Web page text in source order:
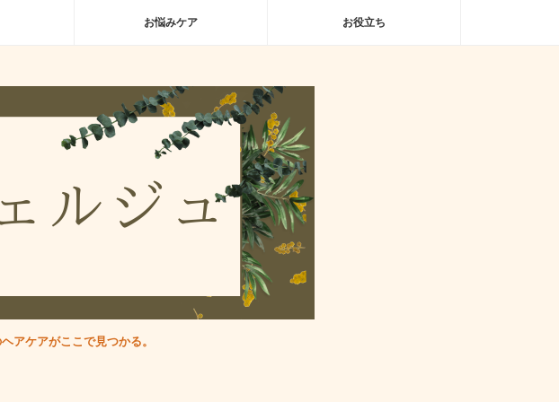
お悩みケア お役立ち
アケアがここで見つかる。